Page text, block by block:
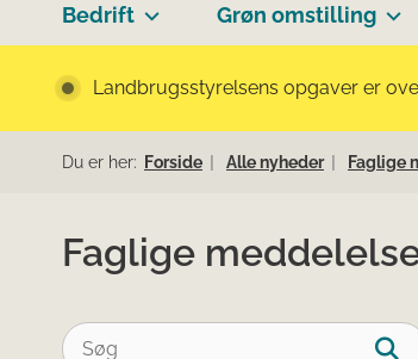
Bedrift Grøn omstilling
Landbrugsstyrelsens opgaver er
Du er her: Forside Alle nyheder Faglige
Faglige